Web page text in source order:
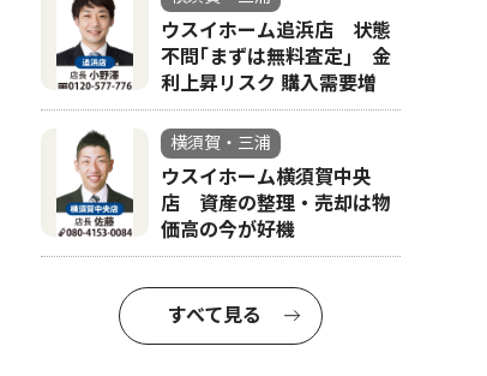
ウスイホーム追浜店 状態
不問｢まずは無料査定｣ 金
利上昇リスク 購入需要増
横須賀・三浦
ウスイホーム横須賀中央
店 資産の整理・売却は物
価高の今が好機
すべて見る